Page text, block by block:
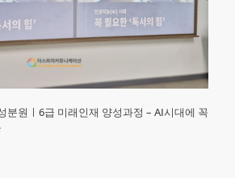
분원ㅣ6급 미래인재 양성과정 – AI시대에 꼭